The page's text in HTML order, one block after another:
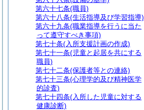
第六十七条(職員)
第六十八条(生活指導及び学習指導)
第六十九条(職業指導を行うに当た
って遵守すべき事項)
第七十条(入所支援計画の作成)
第七十一条(児童と起居を共にする
職員)
第七十二条(保護者等との連絡)
第七十三条(心理学的及び精神医学
的診査)
第七十四条(入所した児童に対する
健康診断)